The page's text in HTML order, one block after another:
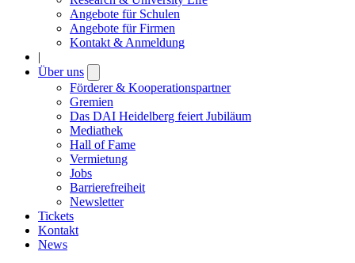
Angebote für Schulen
Angebote für Firmen
Kontakt & Anmeldung
|
Über uns
submenu
Förderer & Kooperationspartner
Gremien
Das DAI Heidelberg feiert Jubiläum
Mediathek
Hall of Fame
Vermietung
Jobs
Barrierefreiheit
Newsletter
Tickets
Kontakt
News